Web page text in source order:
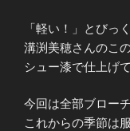
「軽い！」とびっ
溝渕美穂さんのこ
シュー漆で仕上げ
今回は全部ブローチ
これからの季節は